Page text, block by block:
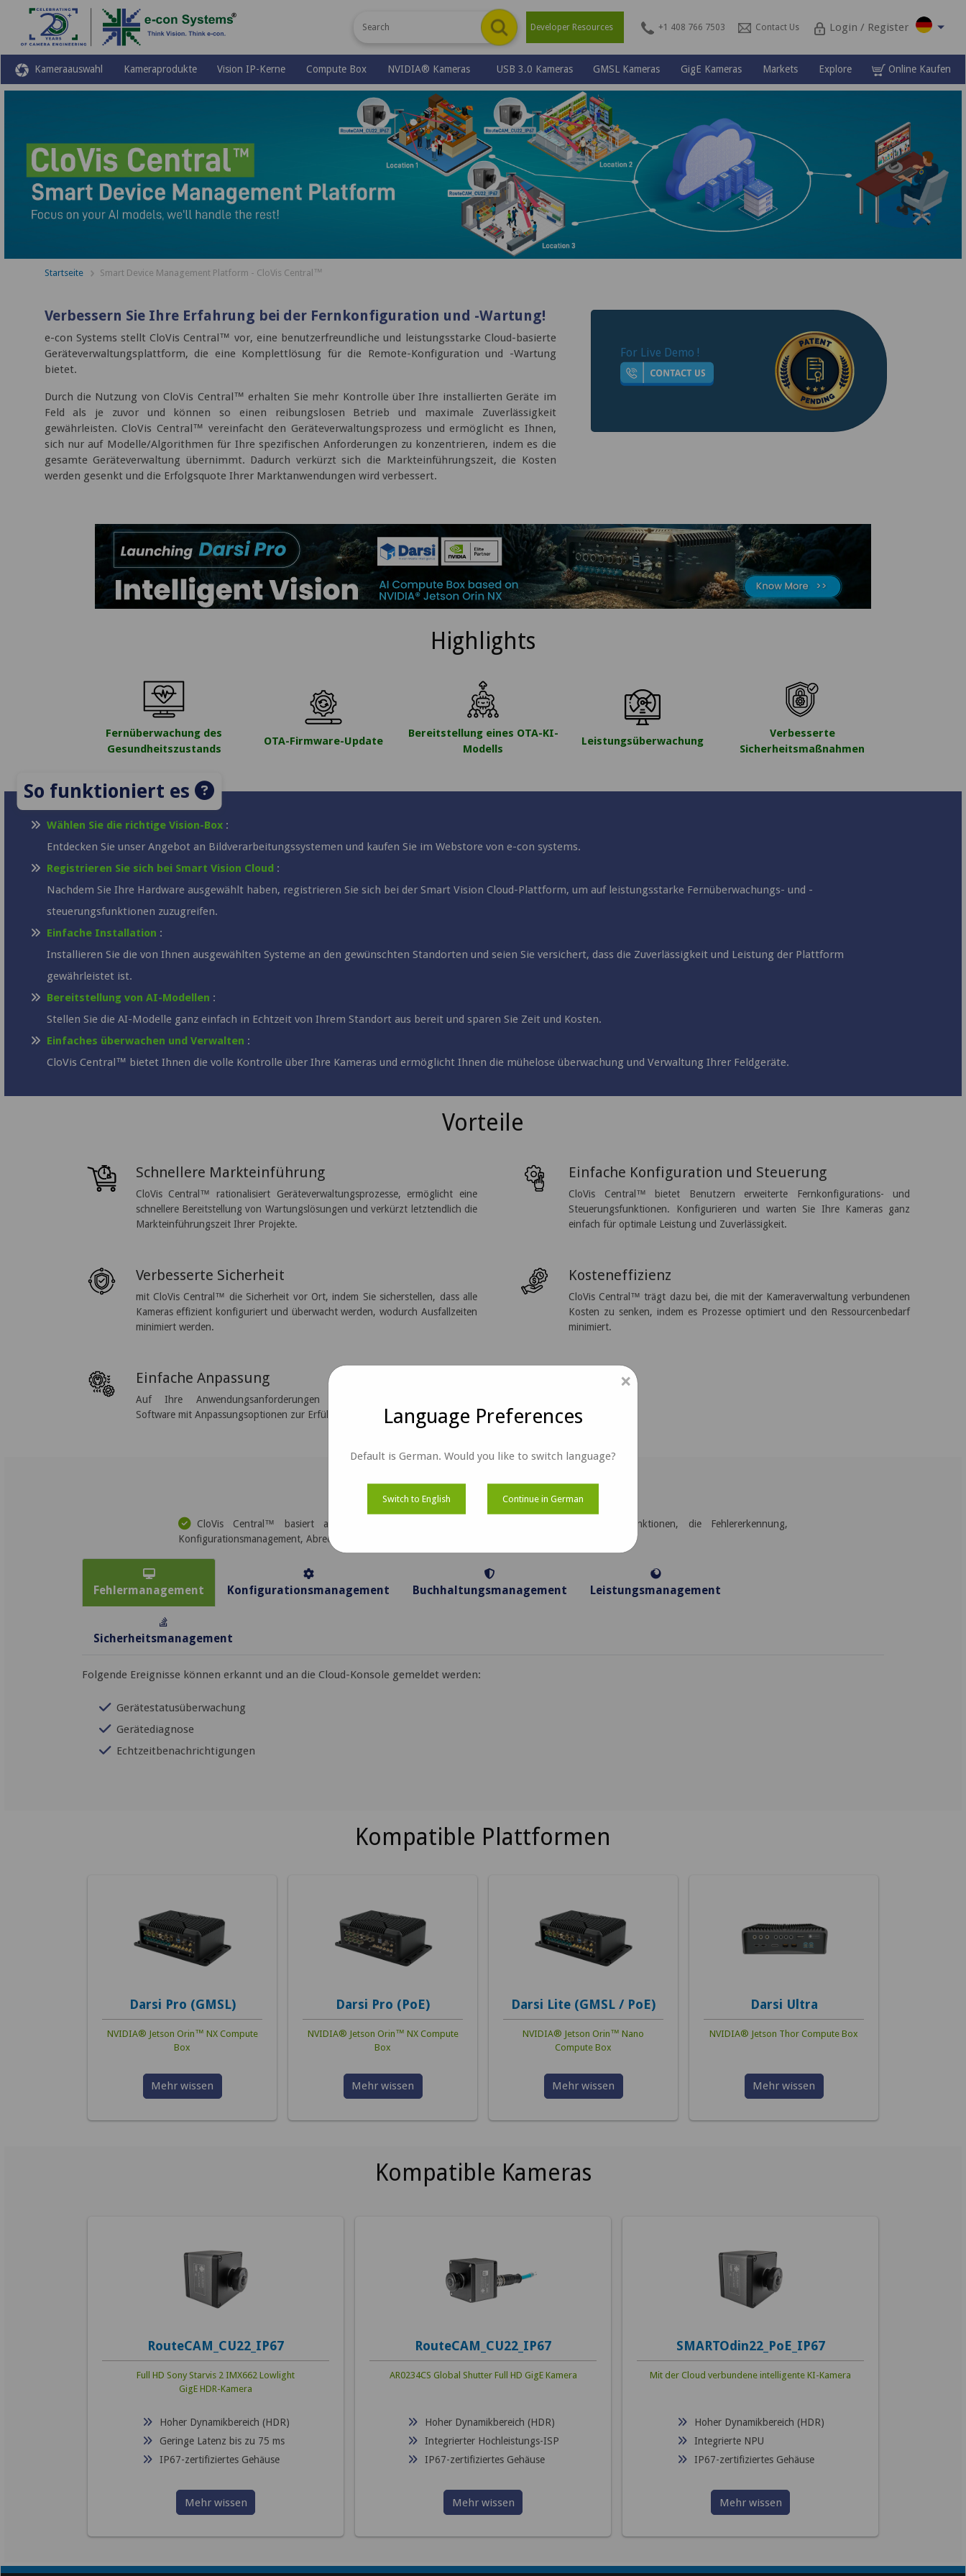
Developer Resources +1 408 766 7503 Contact Us Login / Register
Kameraauswahl Kameraprodukte Vision IP-Kerne Compute Box NVIDIA® Kameras USB 3.0 Kameras GMSL Kameras GigE Kameras Markets Explore Online Kaufen
Startseite Smart Device Management Platform - CloVis Central™
Verbessern Sie Ihre Erfahrung bei der Fernkonfiguration und -Wartung!
e-con Systems stellt CloVis Central™ vor, eine benutzerfreundliche und leistungsstarke Cloud-basierte
Geräteverwaltungsplattform, die eine Komplettlösung für die Remote-Konfiguration und -Wartung
bietet.
Durch die Nutzung von CloVis Central™ erhalten Sie mehr Kontrolle über Ihre installierten Geräte im
Feld als je zuvor und können so einen reibungslosen Betrieb und maximale Zuverlässigkeit
gewährleisten. CloVis Central™ vereinfacht den Geräteverwaltungsprozess und ermöglicht es Ihnen,
sich nur auf Modelle/Algorithmen für Ihre spezifischen Anforderungen zu konzentrieren, indem es die
gesamte Geräteverwaltung übernimmt. Dadurch verkürzt sich die Markteinführungszeit, die Kosten
werden gesenkt und die Erfolgsquote Ihrer Marktanwendungen wird verbessert.
For Live Demo !
Highlights
Fernüberwachung des
Gesundheitszustands
OTA-Firmware-Update
Bereitstellung eines OTA-KI-
Modells
Leistungsüberwachung
Verbesserte
Sicherheitsmaßnahmen
Wählen Sie die richtige Vision-Box :
Entdecken Sie unser Angebot an Bildverarbeitungssystemen und kaufen Sie im Webstore von e-con systems.
Registrieren Sie sich bei Smart Vision Cloud :
Nachdem Sie Ihre Hardware ausgewählt haben, registrieren Sie sich bei der Smart Vision Cloud-Plattform, um auf leistungsstarke Fernüberwachungs- und -
steuerungsfunktionen zuzugreifen.
Einfache Installation :
Installieren Sie die von Ihnen ausgewählten Systeme an den gewünschten Standorten und seien Sie versichert, dass die Zuverlässigkeit und Leistung der Plattform
gewährleistet ist.
Bereitstellung von AI-Modellen :
Stellen Sie die AI-Modelle ganz einfach in Echtzeit von Ihrem Standort aus bereit und sparen Sie Zeit und Kosten.
Einfaches überwachen und Verwalten :
CloVis Central™ bietet Ihnen die volle Kontrolle über Ihre Kameras und ermöglicht Ihnen die mühelose überwachung und Verwaltung Ihrer Feldgeräte.
So funktioniert es
Vorteile
Schnellere Markteinführung
CloVis Central™ rationalisiert Geräteverwaltungsprozesse, ermöglicht eine
schnellere Bereitstellung von Wartungslösungen und verkürzt letztendlich die
Markteinführungszeit Ihrer Projekte.
Einfache Konfiguration und Steuerung
CloVis Central™ bietet Benutzern erweiterte Fernkonfigurations- und
Steuerungsfunktionen. Konfigurieren und warten Sie Ihre Kameras ganz
einfach für optimale Leistung und Zuverlässigkeit.
Verbesserte Sicherheit
mit CloVis Central™ die Sicherheit vor Ort, indem Sie sicherstellen, dass alle
Kameras effizient konfiguriert und überwacht werden, wodurch Ausfallzeiten
minimiert werden.
Kosteneffizienz
CloVis Central™ trägt dazu bei, die mit der Kameraverwaltung verbundenen
Kosten zu senken, indem es Prozesse optimiert und den Ressourcenbedarf
minimiert.
Einfache Anpassung
Auf Ihre Anwendungsanforderungen zugeschnittene, einsatzbereite
Software mit Anpassungsoptionen zur Erfüllung spezifischer Anforderungen.
Hauptmerkmale:
CloVis Central™ basiert auf dem FCAPS-Design und bietet umfassende Verwaltungsfunktionen, die Fehlererkennung,
Konfigurationsmanagement, Abrechnung, Leistungsüberwachung und Sicherheit abdecken.
Fehlermanagement Konfigurationsmanagement Buchhaltungsmanagement Leistungsmanagement
Sicherheitsmanagement
Folgende Ereignisse können erkannt und an die Cloud-Konsole gemeldet werden:
Gerätestatusüberwachung
Gerätediagnose
Echtzeitbenachrichtigungen
Kompatible Plattformen
Darsi Pro (GMSL)
NVIDIA® Jetson Orin™ NX Compute
Box
Mehr wissen
Darsi Pro (PoE)
NVIDIA® Jetson Orin™ NX Compute
Box
Mehr wissen
Darsi Lite (GMSL / PoE)
NVIDIA® Jetson Orin™ Nano
Compute Box
Mehr wissen
Darsi Ultra
NVIDIA® Jetson Thor Compute Box
Mehr wissen
Kompatible Kameras
RouteCAM_CU22_IP67
Full HD Sony Starvis 2 IMX662 Lowlight
GigE HDR-Kamera
Hoher Dynamikbereich (HDR)
Geringe Latenz bis zu 75 ms
IP67-zertifiziertes Gehäuse
Mehr wissen
RouteCAM_CU22_IP67
AR0234CS Global Shutter Full HD GigE Kamera
Hoher Dynamikbereich (HDR)
Integrierter Hochleistungs-ISP
IP67-zertifiziertes Gehäuse
Mehr wissen
SMARTOdin22_PoE_IP67
Mit der Cloud verbundene intelligente KI-Kamera
Hoher Dynamikbereich (HDR)
Integrierte NPU
IP67-zertifiziertes Gehäuse
Mehr wissen
×
Language Preferences
Default is German. Would you like to switch language?
Switch to English Continue in German